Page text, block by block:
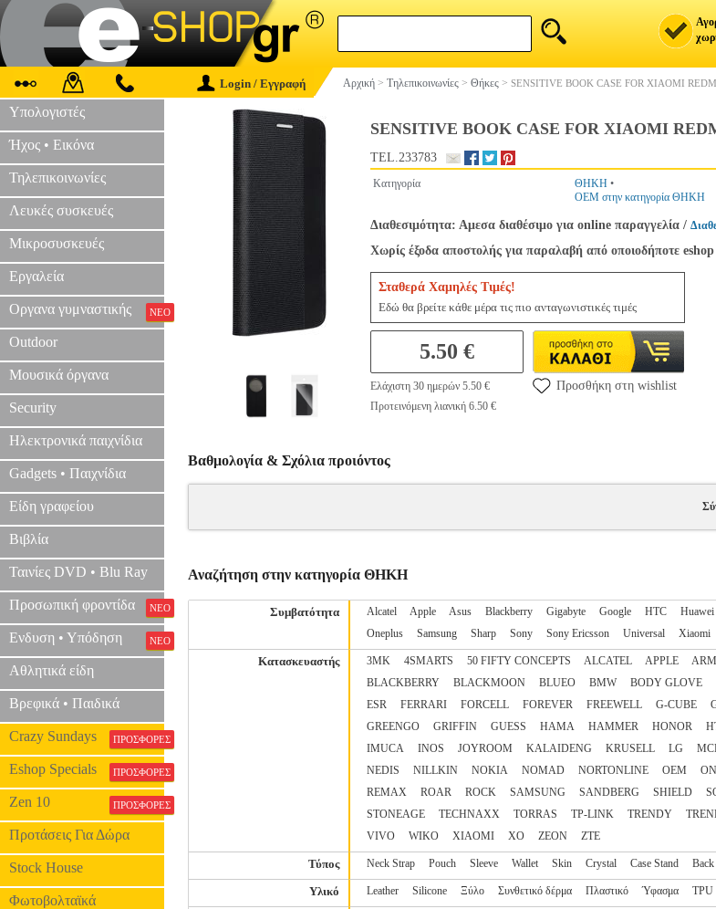
Login / Εγγραφή Αρχική > Τηλεπικοινωνίες > Θήκες > SENSITIVE BOOK CASE FOR XIAOMI
Υπολογιστές
Ήχος • Εικόνα
Τηλεπικοινωνίες
Λευκές συσκευές
Μικροσυσκευές
Εργαλεία
Οργανα γυμναστικής ΝΕΟ
Outdoor
Μουσικά όργανα
Security
Ηλεκτρονικά παιχνίδια
Gadgets • Παιχνίδια
Είδη γραφείου
Βιβλία
Ταινίες DVD • Blu Ray
Προσωπική φροντίδα ΝΕΟ
Ενδυση • Υπόδηση ΝΕΟ
Αθλητικά είδη
Βρεφικά • Παιδικά
Crazy Sundays ΠΡΟΣΦΟΡΕΣ
Eshop Specials ΠΡΟΣΦΟΡΕΣ
Zen 10 ΠΡΟΣΦΟΡΕΣ
Προτάσεις Για Δώρα
Stock House
Φωτοβολταϊκά
SENSITIVE BOOK CASE FOR XIAOMI
TEL.233783
Κατηγορία ΘΗΚΗ •
OEM στην κατηγορία ΘΗΚΗ
Διαθεσιμότητα: Αμεσα διαθέσιμο για online παραγγελία /
Χωρίς έξοδα αποστολής για παραλαβή από οποιοδήποτε
Σταθερά Χαμηλές Τιμές!
Εδώ θα βρείτε κάθε μέρα τις πιο ανταγωνιστικές τιμές
5.50 €
Ελάχιστη 30 ημερών 5.50 €
Προτεινόμενη λιανική 6.50 €
Προσθήκη στη wishlist
Βαθμολογία & Σχόλια προιόντος
Αναζήτηση στην κατηγορία ΘΗΚΗ
Συμβατότητα Alcatel Apple Asus Blackberry Gigabyte Google HTC Huawei
Oneplus
Samsung Sharp Sony Sony Ericsson Universal Xiaomi
Κατασκευαστής 3MK 4SMARTS 50 FIFTY CONCEPTS ALCATEL APPLE
BLACKBERRY
BLACKMOON BLUEO BMW BODY GLOVE
ESR
FERRARI FORCELL FOREVER FREEWELL G-CUBE
GREENGO
GRIFFIN GUESS HAMA HAMMER HONOR
IMUCA
INOS JOYROOM KALAIDENG KRUSELL LG
NEDIS
NILLKIN NOKIA NOMAD NORTONLINE OEM
REMAX
ROAR ROCK SAMSUNG SANDBERG SHIELD
STONEAGE
TECHNAXX TORRAS TP-LINK TRENDY
VIVO
WIKO XIAOMI XO ZEON ZTE
Τύπος Neck Strap Pouch Sleeve Wallet Skin Crystal Case Stand
Υλικό Leather Silicone Ξύλο Συνθετικό δέρμα Πλαστικό Ύφασμα TPU